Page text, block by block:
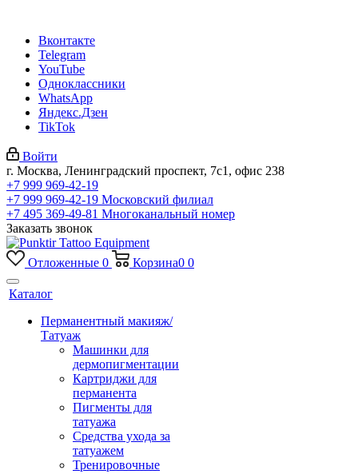
Вконтакте
Telegram
YouTube
Одноклассники
WhatsApp
Яндекс.Дзен
TikTok
Войти
г. Москва, Ленинградский проспект, 7с1, офис 238
+7 999 969-42-19
+7 999 969-42-19 Московский филиал
+7 495 369-49-81 Многоканальный номер
Заказать звонок
Отложенные 0 Корзина0 0
Каталог
Перманентный макияж/
Татуаж
Машинки для
дермопигментации
Картриджи для
перманента
Пигменты для
татуажа
Средства ухода за
татуажем
Тренировочные